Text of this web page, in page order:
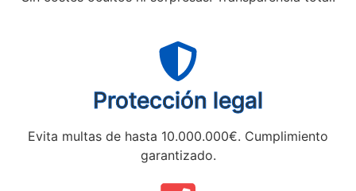
Protección legal
Evita multas de hasta 10.000.000€. Cumplimiento
garantizado.